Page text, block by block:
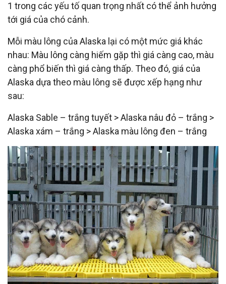
1 trong các yếu tố quan trọng nhất có thể ảnh hưởng
tới giá của chó cảnh.
Mỗi màu lông của Alaska lại có một mức giá khác
nhau: Màu lông càng hiếm gặp thì giá càng cao, màu
càng phổ biến thì giá càng thấp. Theo đó, giá của
Alaska dựa theo màu lông sẽ được xếp hạng như
sau:
Alaska Sable – trắng tuyết > Alaska nâu đỏ – trắng >
Alaska xám – trắng > Alaska màu lông đen – trắng